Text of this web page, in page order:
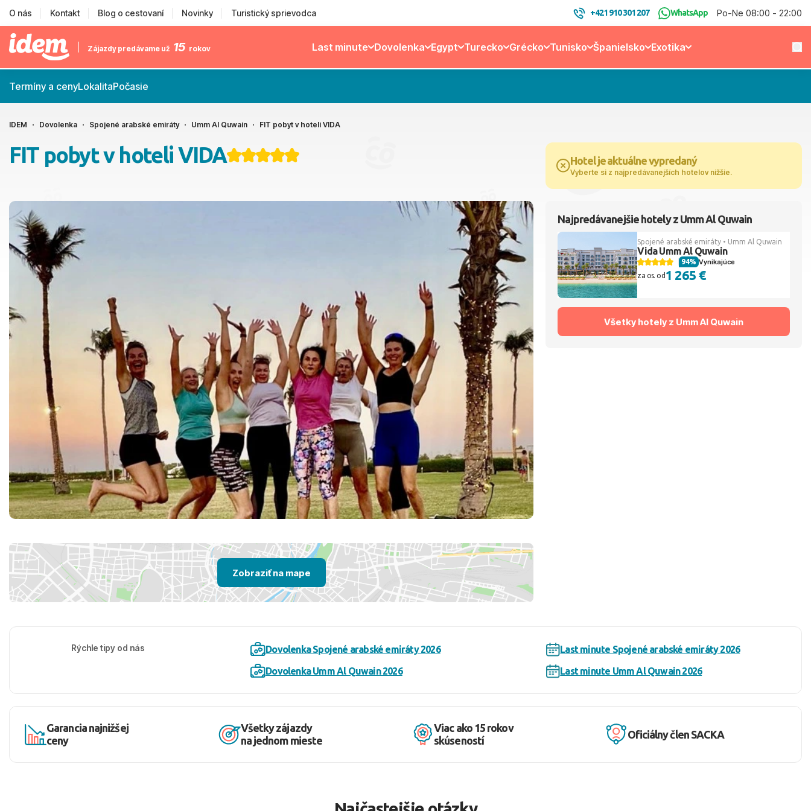
O nás Kontakt Blog o cestovaní Novinky Turistický sprievodca +421 910 301 207 WhatsApp Po-Ne 08:00 - 22:00
Zájazdy predávame už 15 rokov Last minute Dovolenka Egypt Turecko Grécko Tunisko Španielsko Exotika
Termíny a cenyLokalitaPočasie
IDEM Dovolenka Spojené arabské emiráty Umm Al Quwain FIT pobyt v hoteli VIDA
FIT pobyt v hoteli VIDA Hotel je aktuálne vypredaný
Vyberte si z najpredávanejších hotelov nižšie.
Najpredávanejšie hotely z Umm Al Quwain
Spojené arabské emiráty • Umm Al Quwain
Vida Umm Al Quwain
Vynikajúce
94%
za os. od1 265 €
Všetky hotely z Umm Al Quwain
Zobraziť na mape
Rýchle tipy od nás Dovolenka Spojené arabské emiráty 2026
Last minute Spojené arabské emiráty 2026
Dovolenka Umm Al Quwain 2026
Last minute Umm Al Quwain 2026
Garancia najnižšej
ceny
Všetky zájazdy
na jednom mieste
Viac ako 15 rokov
skúseností
Oficiálny člen SACKA